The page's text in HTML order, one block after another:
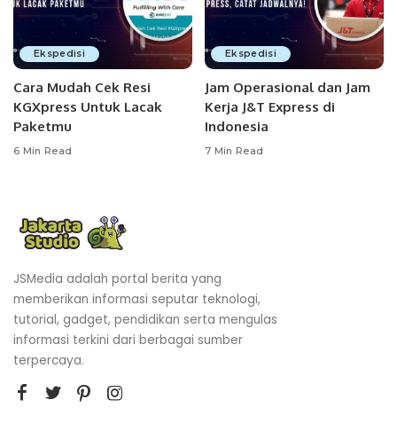
Ekspedisi
Cara Mudah Cek Resi
KGXpress Untuk Lacak
Paketmu
6 Min Read
Ekspedisi
Jam Operasional dan Jam
Kerja J&T Express di
Indonesia
7 Min Read
JSMedia adalah portal berita yang
memberikan informasi seputar teknologi,
tutorial, gadget, pendidikan serta mengulas
informasi terkini dari berbagai sumber
terpercaya.